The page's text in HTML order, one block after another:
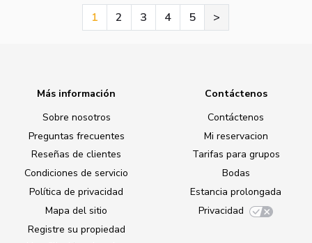
1 2 3 4 5 >
Más información
Sobre nosotros
Preguntas frecuentes
Reseñas de clientes
Condiciones de servicio
Política de privacidad
Mapa del sitio
Registre su propiedad
Contáctenos
Contáctenos
Mi reservacion
Tarifas para grupos
Bodas
Estancia prolongada
Privacidad